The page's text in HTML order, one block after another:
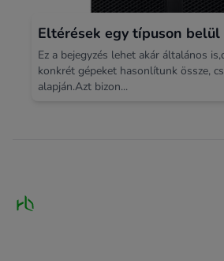
Eltérések egy típuson belül
Ez a bejegyzés lehet akár általános
konkrét gépeket hasonlítunk össze,
alapján.Azt bizon...